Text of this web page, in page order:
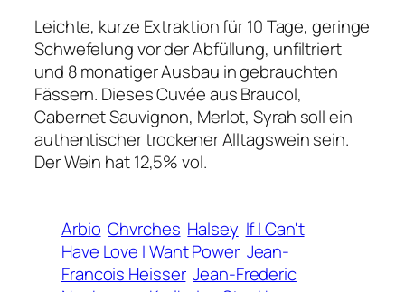
Leichte, kurze Extraktion für 10 Tage, geringe
Schwefelung vor der Abfüllung, unfiltriert
und 8 monatiger Ausbau in gebrauchten
Fässern. Dieses Cuvée aus Braucol,
Cabernet Sauvignon, Merlot, Syrah soll ein
authentischer trockener Alltagswein sein.
Der Wein hat 12,5% vol.
Arbio Chvrches Halsey If I Can't
Have Love I Want Power Jean-
Francois Heisser Jean-Frederic